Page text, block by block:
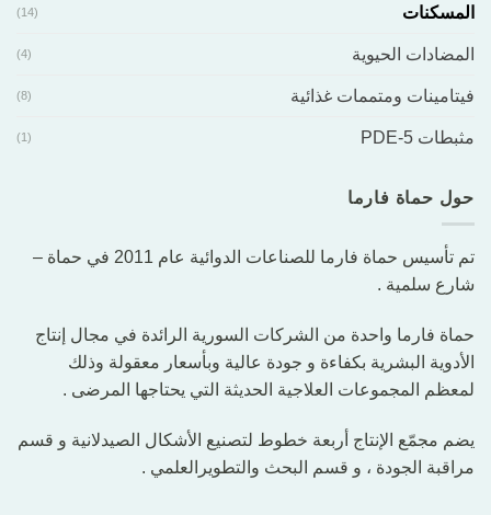
المسكنات (14)
المضادات الحيوية (4)
فيتامينات ومتممات غذائية (8)
مثبطات PDE-5 (1)
حول حماة فارما
تم تأسيس حماة فارما للصناعات الدوائية عام 2011 في حماة –
شارع سلمية .
حماة فارما واحدة من الشركات السورية الرائدة في مجال إنتاج
الأدوية البشرية بكفاءة و جودة عالية وبأسعار معقولة وذلك
لمعظم المجموعات العلاجية الحديثة التي يحتاجها المرضى .
يضم مجمّع الإنتاج أربعة خطوط لتصنيع الأشكال الصيدلانية و قسم
مراقبة الجودة ، و قسم البحث والتطويرالعلمي .